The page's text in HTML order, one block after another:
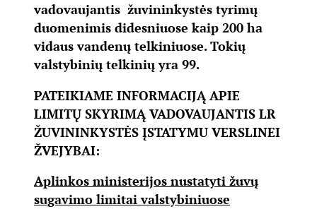
vadovaujantis žuvininkystės tyrimų
duomenimis didesniuose kaip 200 ha
vidaus vandenų telkiniuose. Tokių
valstybinių telkinių yra 99.
PATEIKIAME INFORMACIJĄ APIE
LIMITŲ SKYRIMĄ VADOVAUJANTIS LR
ŽUVININKYSTĖS ĮSTATYMU VERSLINEI
ŽVEJYBAI:
Aplinkos ministerijos nustatyti žuvų
sugavimo limitai valstybiniuose